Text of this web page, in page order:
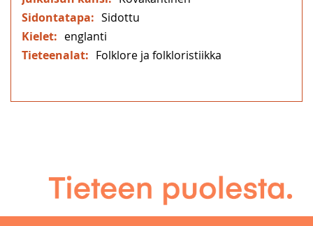
Sidottu
englanti
Folklore ja folkloristiikka